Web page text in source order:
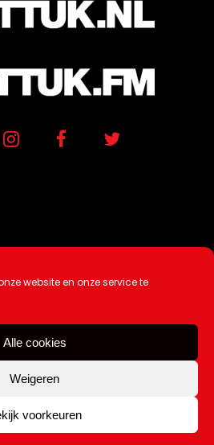
website en onze service te
Alle cookies
Weigeren
voorkeuren
/ Hosting doorAtSea
Ons |Tip de redactie
Contact
Kattuk.nl 2003-2026